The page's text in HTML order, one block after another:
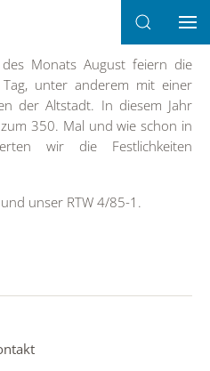
Monats August feiern die
unter anderem mit einer
der Altstadt. In diesem Jahr
350. Mal und wie schon in
wir die Festlichkeiten
unser RTW 4/85-1.